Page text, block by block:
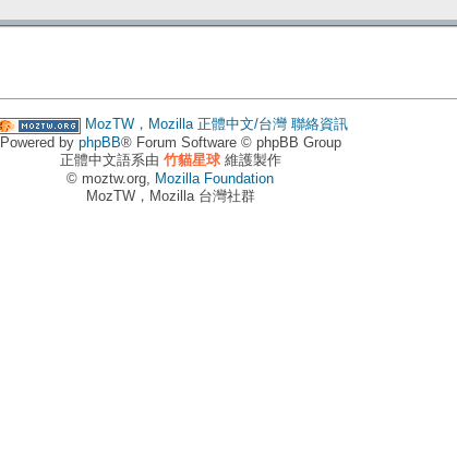
MozTW，Mozilla 正體中文/台灣 聯絡資訊
Powered by phpBB® Forum Software © phpBB Group
正體中文語系由 竹貓星球維護製作
© moztw.org, Mozilla Foundation
MozTW，Mozilla 台灣社群